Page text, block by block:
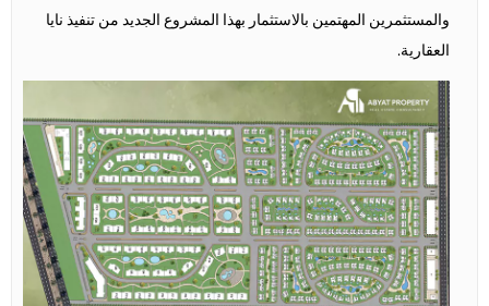
والمستثمرين المهتمين بالاستثمار بهذا المشروع الجديد من تنفيذ نايا
العقارية.